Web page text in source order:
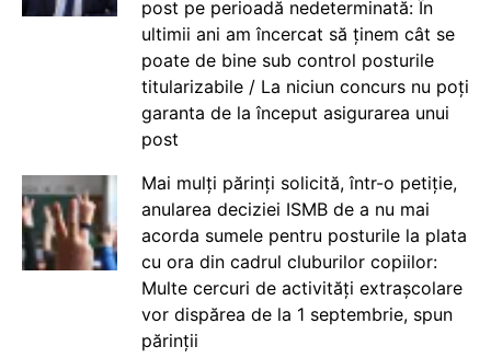
post pe perioadă nedeterminată: În
ultimii ani am încercat să ținem cât se
poate de bine sub control posturile
titularizabile / La niciun concurs nu poți
garanta de la început asigurarea unui
post
Mai mulți părinți solicită, într-o petiție,
anularea deciziei ISMB de a nu mai
acorda sumele pentru posturile la plata
cu ora din cadrul cluburilor copiilor:
Multe cercuri de activități extrașcolare
vor dispărea de la 1 septembrie, spun
părinții